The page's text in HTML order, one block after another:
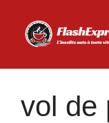
contenu
vol de